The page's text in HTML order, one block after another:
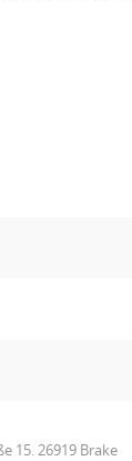
15. 26919 Brake